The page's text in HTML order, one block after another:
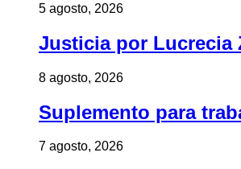
5 agosto, 2026
Justicia por Lucrecia
8 agosto, 2026
Suplemento para
7 agosto, 2026